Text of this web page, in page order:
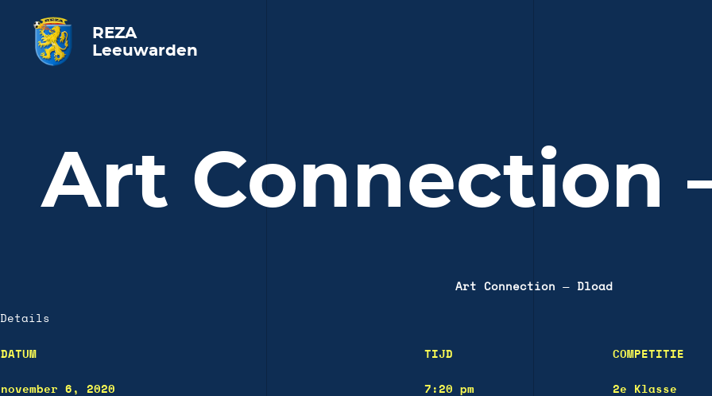
REZA
Leeuwarden
Art Connection
Art Connection — Dload
Details
DATUM TIJD COMPETITIE
november 6, 2020 7:20 pm 2e Klasse